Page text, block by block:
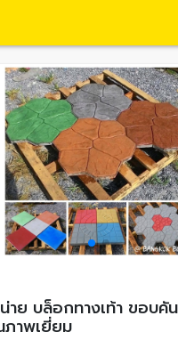
าย บล็อกทางเท้า ขอบ
าพเยี่ยม